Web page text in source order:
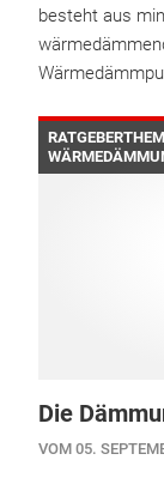
besteht aus
Die
VOM 05.